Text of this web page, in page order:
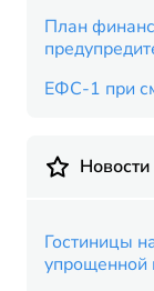
План
ЕФС-1 при
Гостиницы
упрощенной